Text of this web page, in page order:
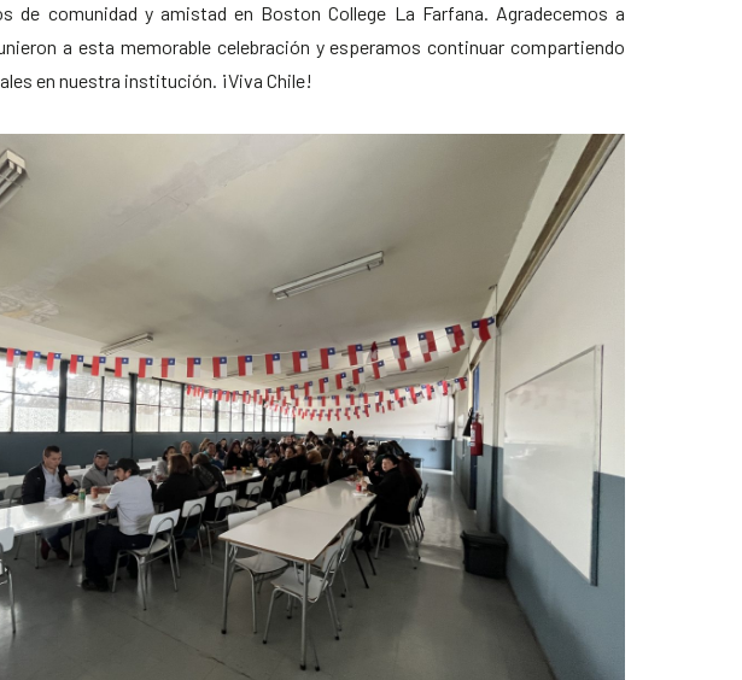
de comunidad y amistad en Boston College La Farfana. Agradecemos a
a esta memorable celebración y esperamos continuar compartiendo
en nuestra institución. ¡Viva Chile!